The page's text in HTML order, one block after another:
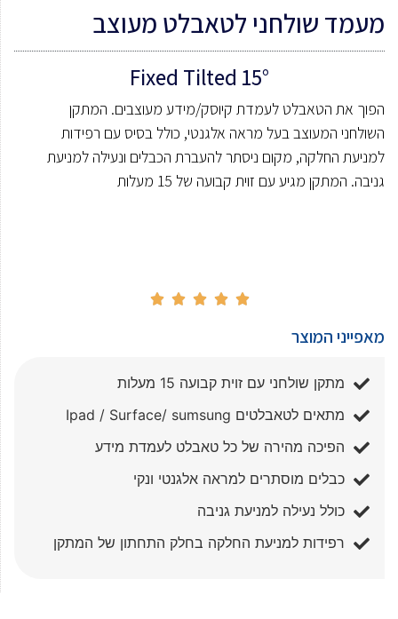
מעמד שולחני לטאבלט מעוצב
Fixed Tilted 15°
הפוך את הטאבלט לעמדת קיוסק/מידע מעוצבים. המתקן
השולחני המעוצב בעל מראה אלגנטי, כולל בסיס עם רפידות
למניעת החלקה, מקום ניסתר להעברת הכבלים ונעילה למניעת
גניבה. המתקן מגיע עם זוית קבועה של 15 מעלות





מאפייני המוצר
מתקן שולחני עם זוית קבועה 15 מעלות
מתאים לטאבלטים Ipad / Surface/ sumsung
הפיכה מהירה של כל טאבלט לעמדת מידע
כבלים מוסתרים למראה אלגנטי ונקי
כולל נעילה למניעת גניבה
רפידות למניעת החלקה בחלק התחתון של המתקן